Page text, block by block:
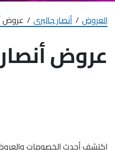
العروض أنصار جاليرى عروض
عروض أنصار